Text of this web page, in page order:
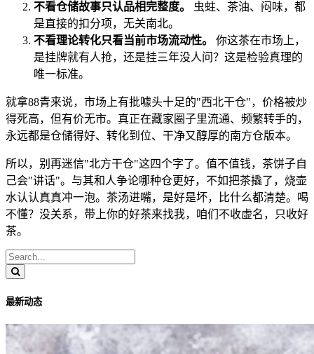
不看仓储故事只认品相完整度。
虫蛀、茶油、闷味，都
是直接的扣分项，无关南北。
不看理论转化只看当前市场流动性。
你这茶在市场上，
是挂牌就有人抢，还是挂三年没人问？这是检验真理的
唯一标准。
就拿88青来说，市场上有批噱头十足的"西北干仓"，价格被炒
得死高，但有价无市。真正在藏家圈子里流通、频繁转手的，
永远都是仓储得好、转化到位、干净又醇厚的南方仓版本。
所以，别再迷信"北方干仓"这四个字了。值不值钱，茶饼子自
己会"讲话"。与其和人争论哪种仓更好，不如把茶撬了，烧壶
水认认真真冲一泡。茶汤进嘴，是好是坏，比什么都清楚。喝
不懂？没关系，带上你的好茶来找我，咱们不收虚名，只收好
茶。
最新动态